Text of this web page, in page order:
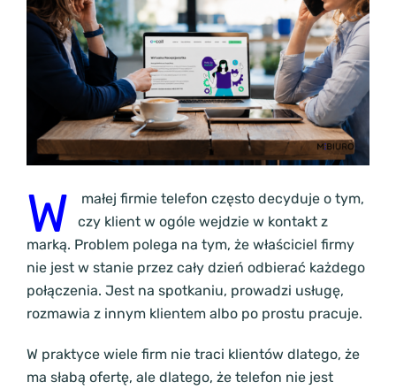
W
małej firmie telefon często decyduje o tym,
czy klient w ogóle wejdzie w kontakt z
marką. Problem polega na tym, że właściciel firmy
nie jest w stanie przez cały dzień odbierać każdego
połączenia. Jest na spotkaniu, prowadzi usługę,
rozmawia z innym klientem albo po prostu pracuje.
W praktyce wiele firm nie traci klientów dlatego, że
ma słabą ofertę, ale dlatego, że telefon nie jest